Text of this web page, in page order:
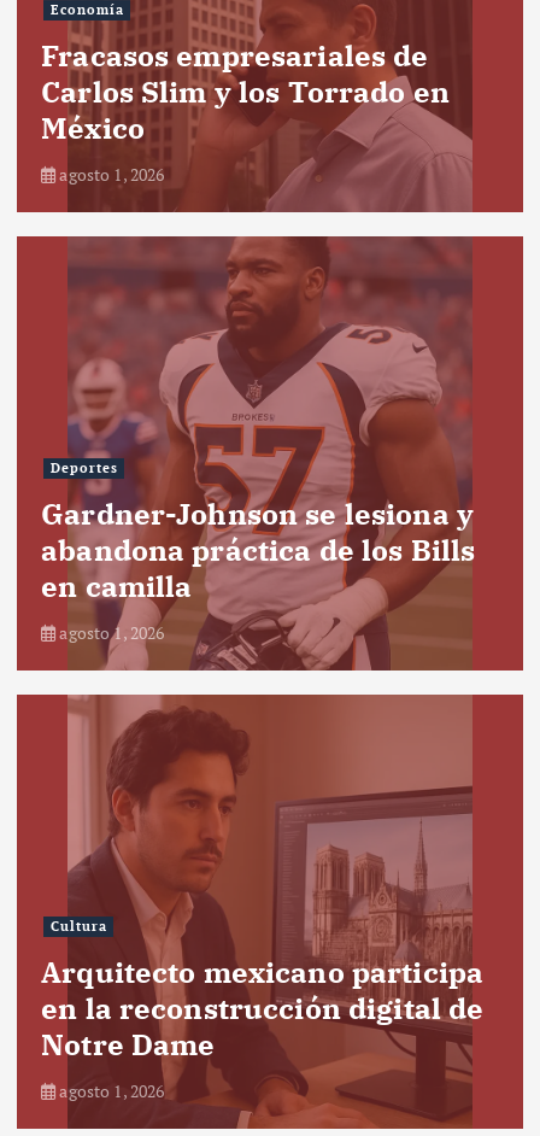
Economía
Fracasos empresariales de
Carlos Slim y los Torrado en
México
agosto 1, 2026
Deportes
Gardner-Johnson se lesiona y
abandona práctica de los Bills
en camilla
agosto 1, 2026
Cultura
Arquitecto mexicano participa
en la reconstrucción digital de
Notre Dame
agosto 1, 2026